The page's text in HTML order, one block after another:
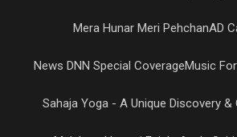
Mera Hunar Meri PehchanAD
News DNN Special CoverageMusic
Sahaja Yoga - A Unique Discovery &